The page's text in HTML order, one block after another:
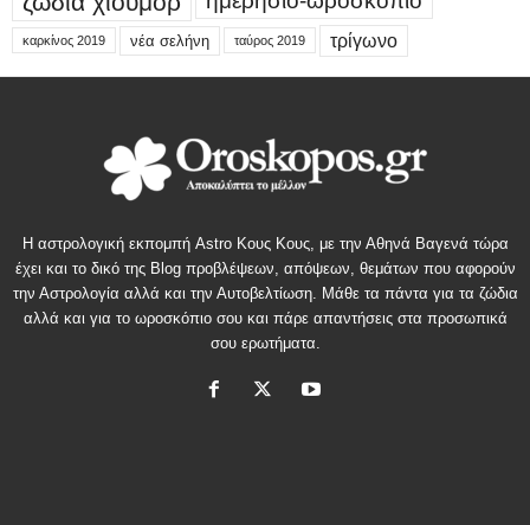
καρκίνος 2019 νέα σελήνη ταύρος 2019 τρίγωνο
Η αστρολογική εκπομπή Astro Κους Κους, με την Αθηνά Βαγενά τώρα
έχει και το δικό της Blog προβλέψεων, απόψεων, θεμάτων που αφορούν
την Αστρολογία αλλά και την Αυτοβελτίωση. Μάθε τα πάντα για τα ζώδια
αλλά και για το ωροσκόπιο σου και πάρε απαντήσεις στα προσωπικά
σου ερωτήματα.